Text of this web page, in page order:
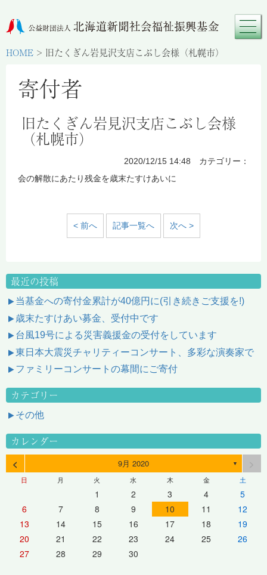
HOME > 旧たくぎん岩見沢支店こぶし会様（札幌市）
寄付者
旧たくぎん岩見沢支店こぶし会様
（札幌市）
2020/12/15 14:48 カテゴリー：
会の解散にあたり残金を歳末たすけあいに
< 前へ 記事一覧へ 次へ >
最近の投稿
当基金への寄付金累計が40億円に(引き続きご支援を!)
歳末たすけあい募金、受付中です
台風19号による災害義援金の受付をしています
東日本大震災チャリティーコンサート、多彩な演奏家で
ファミリーコンサートの幕間にご寄付
カテゴリー
その他
カレンダー
< 9月 2020 ▼
日 月 火 水 木 金 土
1 2 3 4
5
6
7 8 9 10 11
12
13
14 15 16 17 18
19
20
21 22 23 24 25
26
27
28 29 30